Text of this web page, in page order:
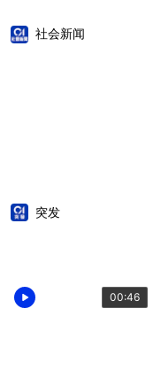
社会新闻
00:46
突发